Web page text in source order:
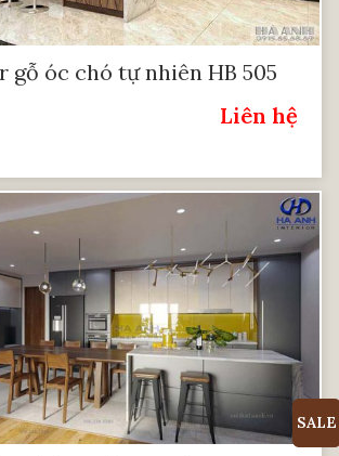
gỗ óc chó tự nhiên HB 505
Liên hệ
SALE